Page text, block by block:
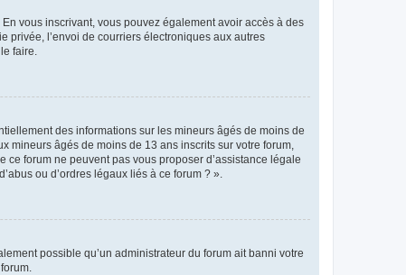
vous inscrivant, vous pouvez également avoir accès à des
privée, l’envoi de courriers électroniques aux autres
faire.
des informations sur les mineurs âgés de moins de
mineurs âgés de moins de 13 ans inscrits sur votre forum,
forum ne peuvent pas vous proposer d’assistance légale
ou d’ordres légaux liés à ce forum ? ».
possible qu’un administrateur du forum ait banni votre